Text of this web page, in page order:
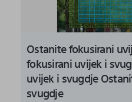
Ostanite fokusirani
fokusirani uvijek i
uvijek i svugdje
svugdje